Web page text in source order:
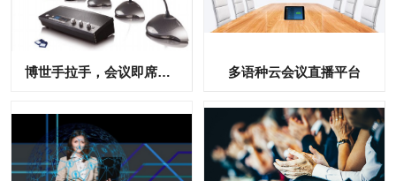
博世手拉手，会议即席发言讨论话筒 多语种云会议直播平台